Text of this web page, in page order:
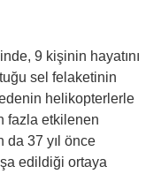
9 kişinin hayatını
sel felaketinin
helikopterlerle
fazla etkilenen
da 37 yıl önce
edildiği ortaya